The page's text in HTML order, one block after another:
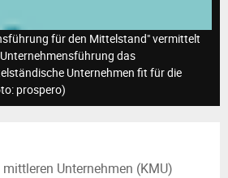
für den Mittelstand" vermittelt
das
Unternehmen fit für die
prospero)
Unternehmen (KMU)